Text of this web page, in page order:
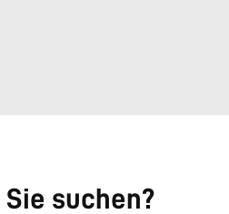
suchen?